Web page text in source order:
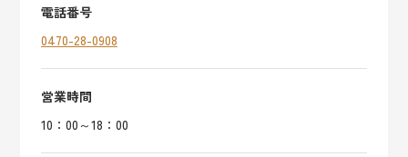
電話番号
0470-28-0908
営業時間
10：00～18：00